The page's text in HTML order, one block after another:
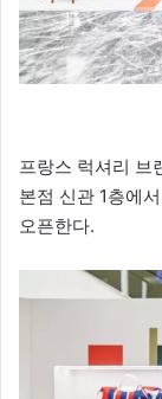
프랑스 럭셔리 브
본점 신관 1층에
오픈한다.